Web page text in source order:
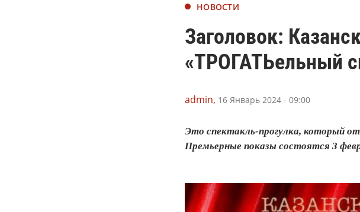
НОВОСТИ
Заголовок:
«ТРОГАТЬельный
admin, 16 Январь 2024 - 09:00
Это спектакль-прогулка, который
Премьерные показы состоятся 3